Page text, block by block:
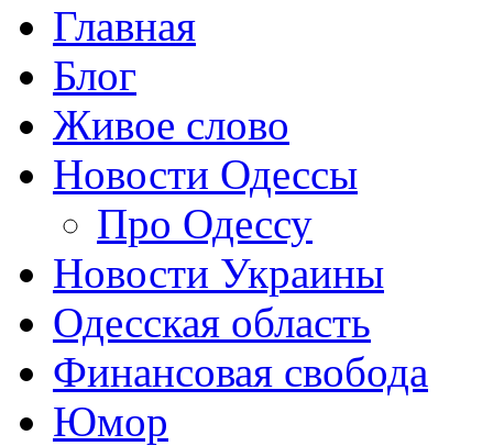
Главная
Блог
Живое слово
Новости Одессы
Про Одессу
Новости Украины
Одесская область
Финансовая свобода
Юмор